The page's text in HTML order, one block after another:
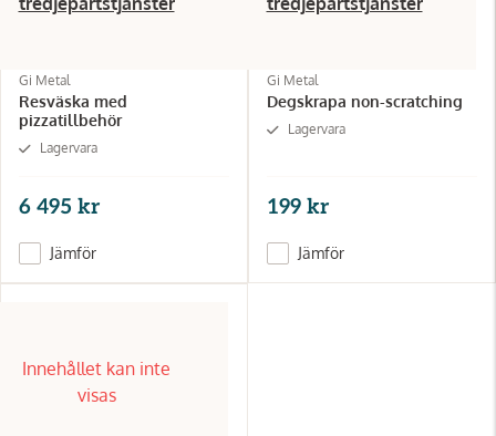
Gi Metal
Resväska med
pizzatillbehör
Lagervara
6 495 kr
Jämför
Gi Metal
Degskrapa non-scratching
Lagervara
199 kr
Jämför
Innehållet kan inte
visas